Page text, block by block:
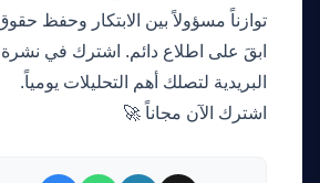
توازناً مسؤولاً بين الابتكار وحفظ
ابقَ على اطلاع دائم. اشترك في نشرة
البريدية لتصلك أهم التحليلات يومياً.
اشترك الآن مجاناً 🚀